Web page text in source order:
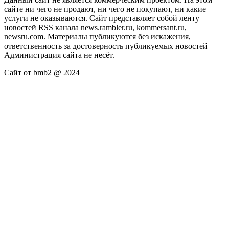
сайте ни чего не продают, ни чего не покупают, ни какие
услуги не оказываются. Сайт представляет собой ленту
новостей RSS канала news.rambler.ru, kommersant.ru,
newsru.com. Материалы публикуются без искажения,
ответственность за достоверность публикуемых новостей
Администрация сайта не несёт.
Сайт от bmb2 @ 2024